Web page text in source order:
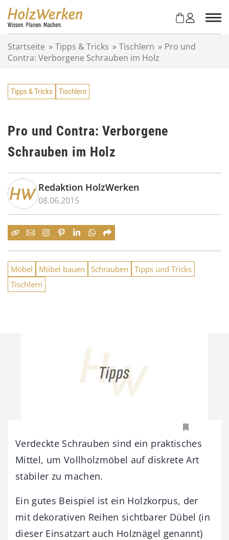
Startseite » Tipps & Tricks » Tischlern » Pro und
Contra: Verborgene Schrauben im Holz
Tipps & Tricks Tischlern
Pro und Contra: Verborgene
Schrauben im Holz
Redaktion HolzWerken
08.06.2015
Möbel Möbel bauen Schrauben
Tipps und Tricks
Tischlern
Verdeckte Schrauben sind ein praktisches
Mittel, um Vollholzmöbel auf diskrete Art
stabiler zu machen.
Ein gutes Beispiel ist ein Holzkorpus, der
mit dekorativen Reihen sichtbarer Dübel (in
dieser Einsatzart auch Holznägel genannt)